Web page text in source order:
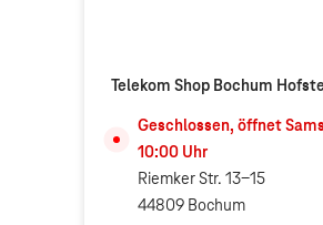
Telekom Shop Bochum
Geschlossen, öffnet
10:00 Uhr
Riemker Str. 13-15
44809 Bochum